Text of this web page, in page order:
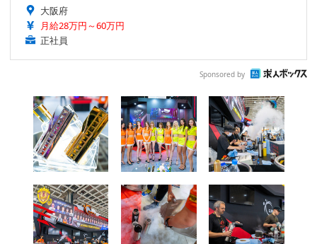
大阪府
月給28万円～60万円
正社員
Sponsored by